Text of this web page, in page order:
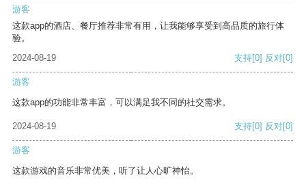
游客
这款app的酒店、餐厅推荐非常有用，让我能够享受到高品质的旅行体
验。
2024-08-19
支持[0] 反对[0]
游客
这款app的功能非常丰富，可以满足我不同的社交需求。
2024-08-19 支持[0] 反对[0]
游客
这款游戏的音乐非常优美，听了让人心旷神怡。